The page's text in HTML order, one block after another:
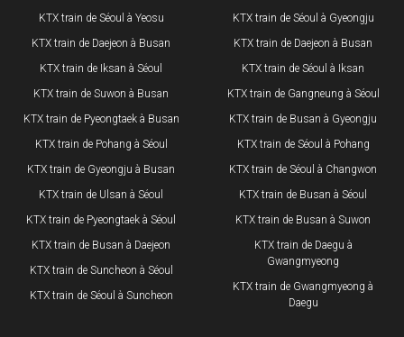
KTX train de Séoul à Yeosu
KTX train de Daejeon à Busan
KTX train de Iksan à Séoul
KTX train de Suwon à Busan
KTX train de Pyeongtaek à Busan
KTX train de Pohang à Séoul
KTX train de Gyeongju à Busan
KTX train de Ulsan à Séoul
KTX train de Pyeongtaek à Séoul
KTX train de Busan à Daejeon
KTX train de Suncheon à Séoul
KTX train de Séoul à Suncheon
KTX train de Séoul à Gyeongju
KTX train de Daejeon à Busan
KTX train de Séoul à Iksan
KTX train de Gangneung à Séoul
KTX train de Busan à Gyeongju
KTX train de Séoul à Pohang
KTX train de Séoul à Changwon
KTX train de Busan à Séoul
KTX train de Busan à Suwon
KTX train de Daegu à
Gwangmyeong
KTX train de Gwangmyeong à
Daegu